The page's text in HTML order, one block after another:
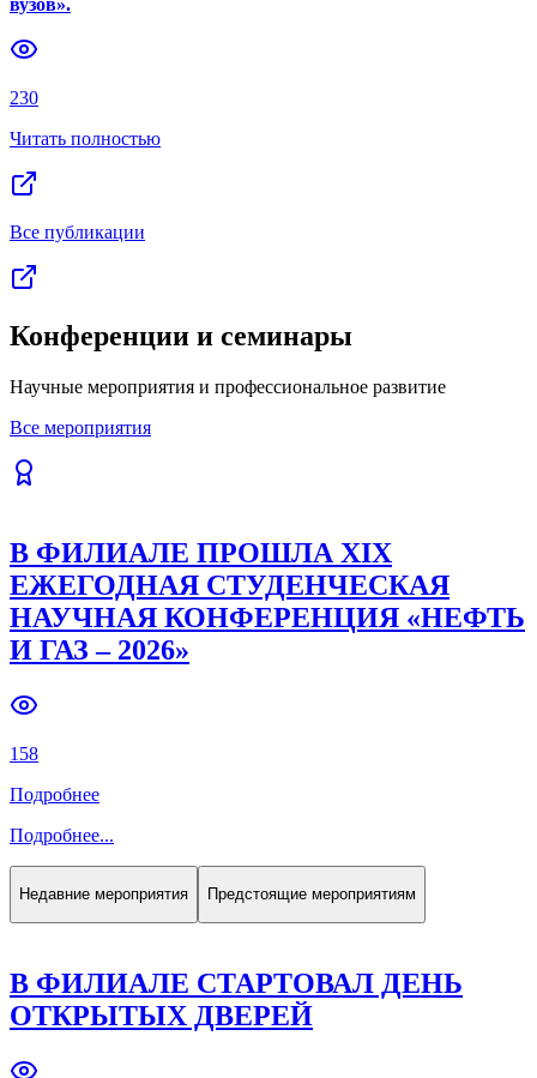
Next slide
вузов».
230
Читать полностью
Все публикации
Конференции и семинары
Научные мероприятия и профессиональное развитие
Все мероприятия
В ФИЛИАЛЕ ПРОШЛА XIX
ЕЖЕГОДНАЯ СТУДЕНЧЕСКАЯ
НАУЧНАЯ КОНФЕРЕНЦИЯ «НЕФТЬ
И ГАЗ – 2026»
158
Подробнее
Подробнее...
Недавние мероприятия Предстоящие мероприятиям
В ФИЛИАЛЕ СТАРТОВАЛ ДЕНЬ
ОТКРЫТЫХ ДВЕРЕЙ